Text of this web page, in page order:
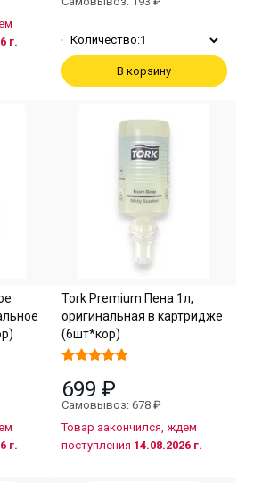
г. Количество:1
В корзину
г.
Tork Premium Пена 1л,
оригинальная в картридже
(6шт*кор)
699 ₽
Самовывоз: 678 ₽
Товар закончился, ждем
поступления 14.08.2026 г.